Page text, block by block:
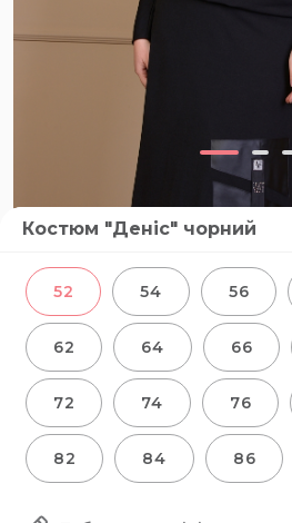
Костюм "Деніс" чорний
52 54 56
62 64 66
72 74 76
82 84 86